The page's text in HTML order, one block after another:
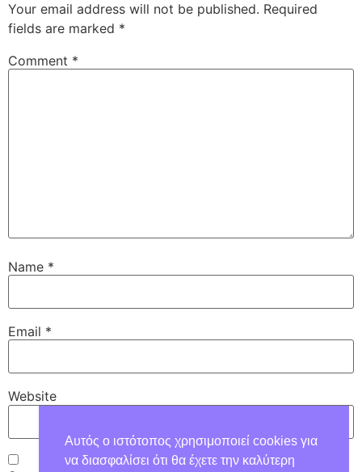
Your email address will not be published. Required
fields are marked *
Comment *
Name *
Email *
Website
Αυτός ο ιστότοπος χρησιμοποιεί cookies για
να διασφαλίσει ότι θα έχετε την καλύτερη